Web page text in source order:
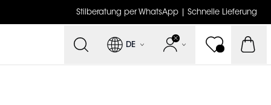
Stilberatung per WhatsApp | Schnelle Lieferung
DE